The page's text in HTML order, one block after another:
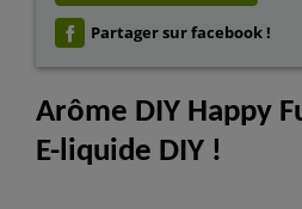
Partager sur facebook !
Arôme DIY Happy
E-liquide DIY !